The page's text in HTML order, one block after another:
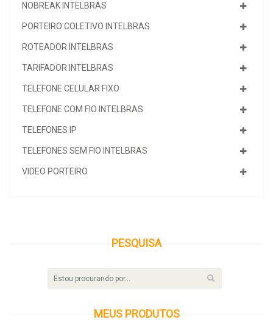
NOBREAK INTELBRAS
PORTEIRO COLETIVO INTELBRAS
ROTEADOR INTELBRAS
TARIFADOR INTELBRAS
TELEFONE CELULAR FIXO
TELEFONE COM FIO INTELBRAS
TELEFONES IP
TELEFONES SEM FIO INTELBRAS
VIDEO PORTEIRO
PESQUISA
MEUS PRODUTOS